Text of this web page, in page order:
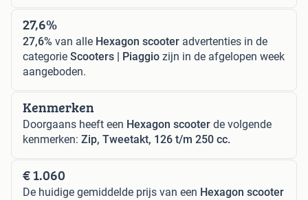
27,6%
27,6% van alle Hexagon scooter advertenties in de
categorie Scooters | Piaggio zijn in de afgelopen week
aangeboden.
Kenmerken
Doorgaans heeft een Hexagon scooter de volgende
kenmerken: Zip, Tweetakt, 126 t/m 250 cc.
€ 1.060
De huidige gemiddelde prijs van een Hexagon scooter